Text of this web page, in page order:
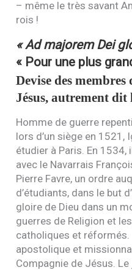
– même le très savant
rois !
« Ad majorem Dei
« Pour une plus
Devise des
Jésus, autrement dit
Homme de guerre
lors d’un siège en 1521,
étudier à Paris. En
avec le Navarrais
Pierre Favre, un ordre
d’étudiants, dans le but
gloire de Dieu dans un
guerres de Religion et
catholiques et réformés.
apostolique et
Compagnie de Jésus.